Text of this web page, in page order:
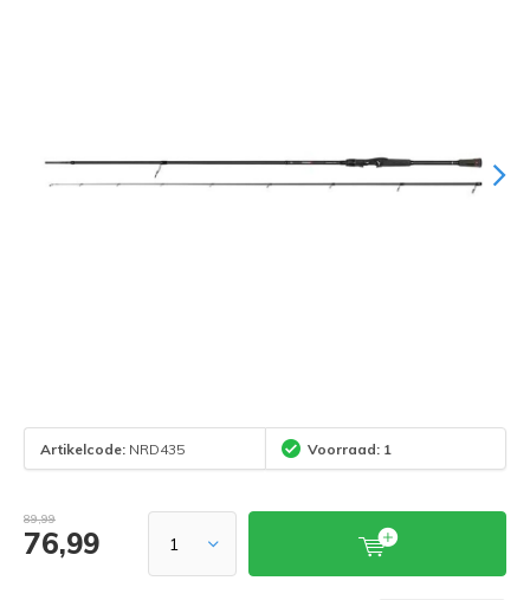
Artikelcode: NRD435 Voorraad: 1
89,99
76,99